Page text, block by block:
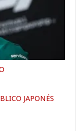
JAPONÉS